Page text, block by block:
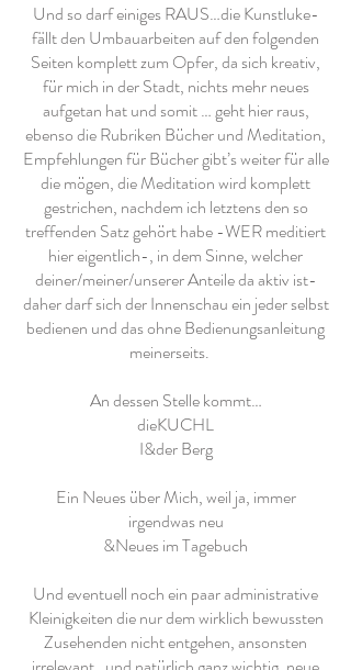
Und so darf einiges RAUS…die Kunstluke-
fällt den Umbauarbeiten auf den folgenden
Seiten komplett zum Opfer, da sich kreativ,
für mich in der Stadt, nichts mehr neues
aufgetan hat und somit … geht hier raus,
ebenso die Rubriken Bücher und Meditation,
Empfehlungen für Bücher gibt’s weiter für alle
die mögen, die Meditation wird komplett
gestrichen, nachdem ich letztens den so
treffenden Satz gehört habe -WER meditiert
hier eigentlich-, in dem Sinne, welcher
deiner/meiner/unserer Anteile da aktiv ist-
daher darf sich der Innenschau ein jeder selbst
bedienen und das ohne Bedienungsanleitung
meinerseits.
An dessen Stelle kommt…
dieKUCHL
I&der Berg
Ein Neues über Mich, weil ja, immer
irgendwas neu
&Neues im Tagebuch
Und eventuell noch ein paar administrative
Kleinigkeiten die nur dem wirklich bewussten
Zusehenden nicht entgehen, ansonsten